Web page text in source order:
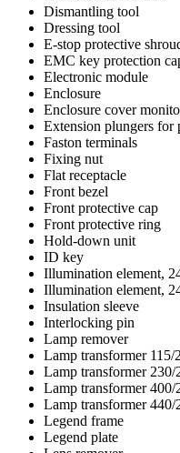
Dismantling tool
Dressing tool
E-stop protective
EMC key protection
Electronic module
Enclosure
Enclosure cover
Extension plungers for
Faston terminals
Fixing nut
Flat receptacle
Front bezel
Front protective cap
Front protective ring
Hold-down unit
ID key
Illumination element,
Illumination element,
Insulation sleeve
Interlocking pin
Lamp remover
Lamp transformer 115/
Lamp transformer
Lamp transformer
Lamp transformer
Legend frame
Legend plate